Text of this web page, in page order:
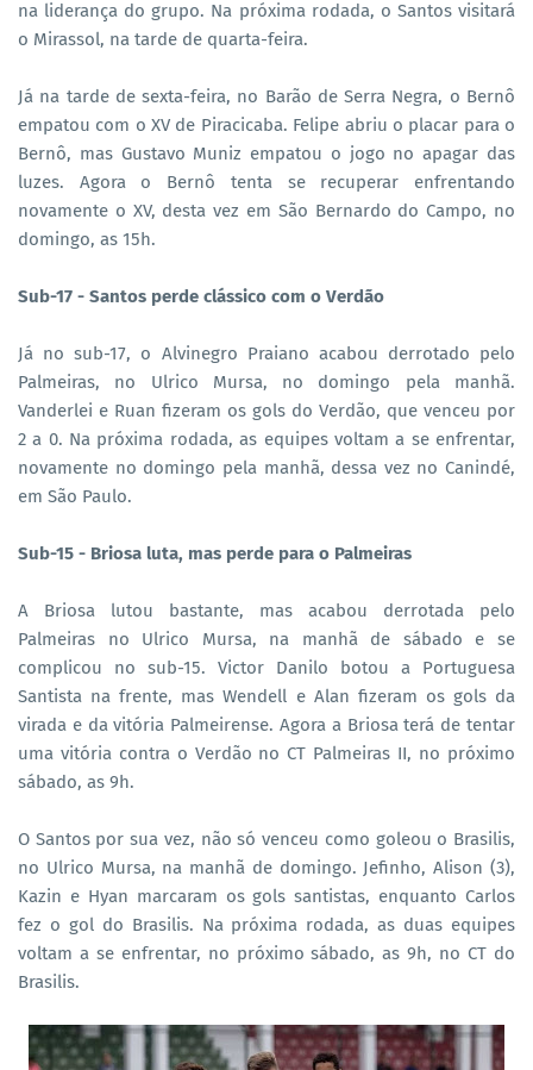
na liderança do grupo. Na próxima rodada, o Santos visitará
o Mirassol, na tarde de quarta-feira.
Já na tarde de sexta-feira, no Barão de Serra Negra, o Bernô
empatou com o XV de Piracicaba. Felipe abriu o placar para o
Bernô, mas Gustavo Muniz empatou o jogo no apagar das
luzes. Agora o Bernô tenta se recuperar enfrentando
novamente o XV, desta vez em São Bernardo do Campo, no
domingo, as 15h.
Sub-17 - Santos perde clássico com o Verdão
Já no sub-17, o Alvinegro Praiano acabou derrotado pelo
Palmeiras, no Ulrico Mursa, no domingo pela manhã.
Vanderlei e Ruan fizeram os gols do Verdão, que venceu por
2 a 0. Na próxima rodada, as equipes voltam a se enfrentar,
novamente no domingo pela manhã, dessa vez no Canindé,
em São Paulo.
Sub-15 - Briosa luta, mas perde para o Palmeiras
A Briosa lutou bastante, mas acabou derrotada pelo
Palmeiras no Ulrico Mursa, na manhã de sábado e se
complicou no sub-15. Victor Danilo botou a Portuguesa
Santista na frente, mas Wendell e Alan fizeram os gols da
virada e da vitória Palmeirense. Agora a Briosa terá de tentar
uma vitória contra o Verdão no CT Palmeiras II, no próximo
sábado, as 9h.
O Santos por sua vez, não só venceu como goleou o Brasilis,
no Ulrico Mursa, na manhã de domingo. Jefinho, Alison (3),
Kazin e Hyan marcaram os gols santistas, enquanto Carlos
fez o gol do Brasilis. Na próxima rodada, as duas equipes
voltam a se enfrentar, no próximo sábado, as 9h, no CT do
Brasilis.